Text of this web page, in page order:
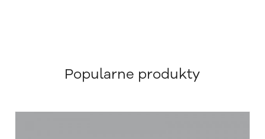
Popularne produkty